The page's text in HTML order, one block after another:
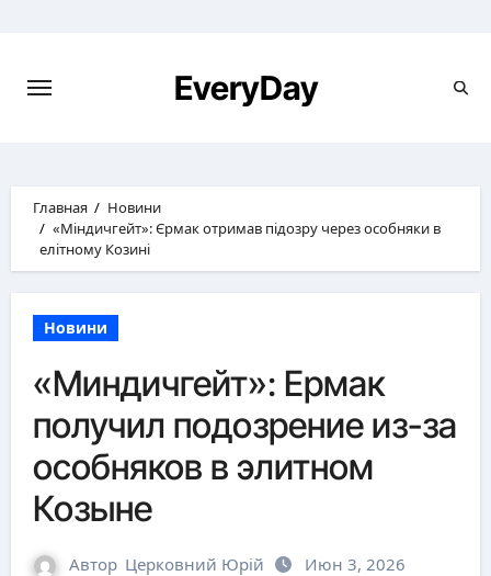
EveryDay
Главная
Новини
«Міндичгейт»: Єрмак отримав підозру через особняки в
елітному Козині
Новини
«Миндичгейт»: Ермак
получил подозрение из-за
особняков в элитном
Козыне
Автор Церковний Юрій Июн 3, 2026